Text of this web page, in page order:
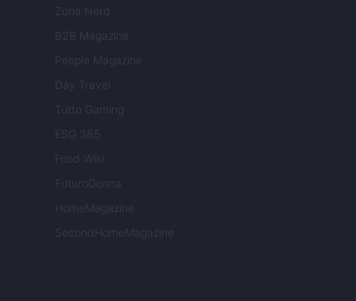
Zona Nerd
B2B Magazine
People Magazine
Day Travel
Tutto Gaming
ESG 365
Food Wiki
FuturoDonna
HomeMagazine
SecondHomeMagazine